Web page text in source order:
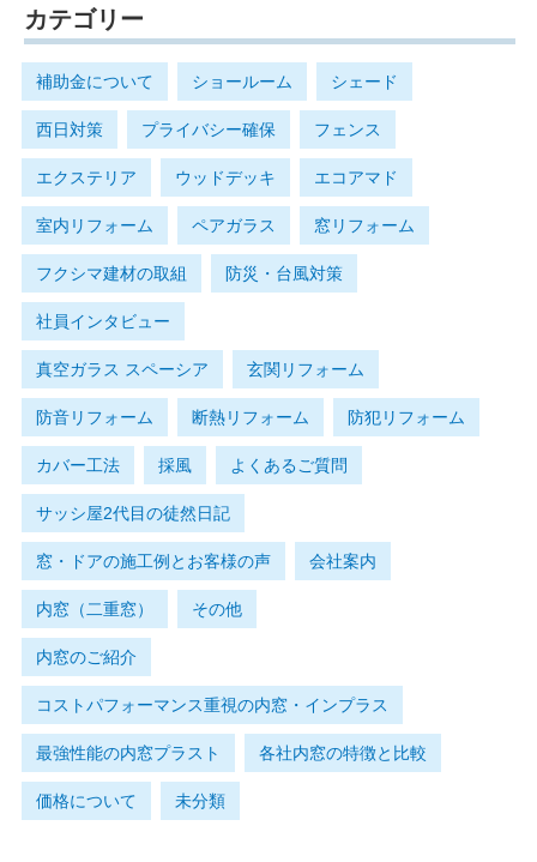
カテゴリー
補助金について ショールーム シェード
西日対策 プライバシー確保 フェンス
エクステリア ウッドデッキ エコアマド
室内リフォーム ペアガラス 窓リフォーム
フクシマ建材の取組
社員インタビュー
防災・台風対策
真空ガラス スペーシア 玄関リフォーム
防音リフォーム 断熱リフォーム 防犯リフォーム
カバー工法 採風 よくあるご質問
サッシ屋2代目の徒然日記
窓・ドアの施工例とお客様の声
内窓（二重窓） その他
会社案内
内窓のご紹介
コストパフォーマンス重視の内窓・インプラス
最強性能の内窓プラスト 各社内窓の特徴と比較
価格について 未分類